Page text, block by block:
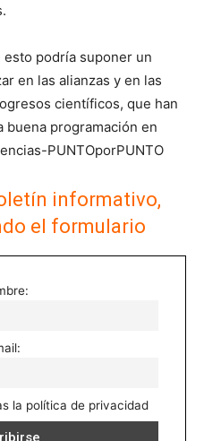
podría suponer un
en las alianzas y en las
científicos, que han
buena programación en
PUNTOporPUNTO
informativo,
el formulario
la política de privacidad